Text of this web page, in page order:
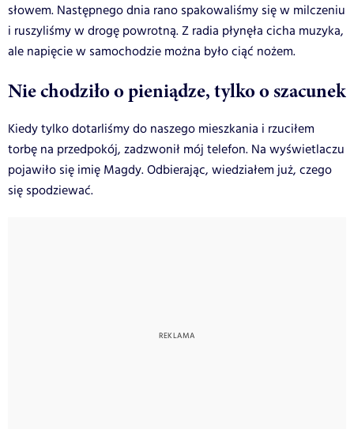
słowem. Następnego dnia rano spakowaliśmy się w milczeniu
i ruszyliśmy w drogę powrotną. Z radia płynęła cicha muzyka,
ale napięcie w samochodzie można było ciąć nożem.
Nie chodziło o pieniądze, tylko o szacunek
Kiedy tylko dotarliśmy do naszego mieszkania i rzuciłem
torbę na przedpokój, zadzwonił mój telefon. Na wyświetlaczu
pojawiło się imię Magdy. Odbierając, wiedziałem już, czego
się spodziewać.